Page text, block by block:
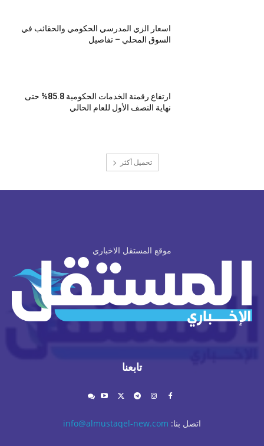
اسعار الزي المدرسي الحكومي والحقائب في
السوق المحلي – تفاصيل
ارتفاع رقمنة الخدمات الحكومية 85.8% حتى
نهاية النصف الأول للعام الحالي
تحميل أكثر
موقع المستقل الاخباري
تابعنا
اتصل بنا: info@almustaqel-new.com